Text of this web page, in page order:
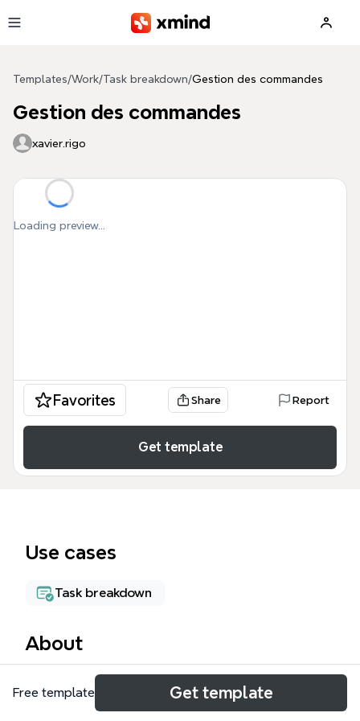
Templates/Work/Task breakdown/Gestion des commandes
Gestion des commandes
xavier.rigo
Loading preview...
Favorites Share Report
Get template
Use cases
Task breakdown
About
La carte mentale Gestion des commandes, conçue
pour les équipes commerciales et logistiques d'Eloy
Free template Get template